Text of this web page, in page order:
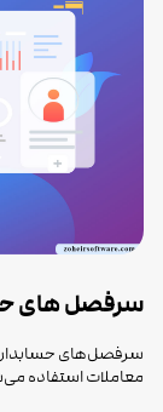
سرفصل های
سرفصل‌های حسابداری
معاملات استفاده